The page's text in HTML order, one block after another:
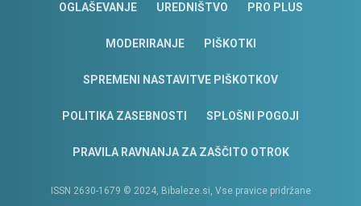
OGLAŠEVANJE UREDNIŠTVO PRO PLUS
MODERIRANJE PIŠKOTKI
SPREMENI NASTAVITVE PIŠKOTKOV
POLITIKA ZASEBNOSTI SPLOŠNI POGOJI
PRAVILA RAVNANJA ZA ZAŠČITO OTROK
ISSN 2630-1679 © 2024, Bibaleze.si, Vse pravice pridržane